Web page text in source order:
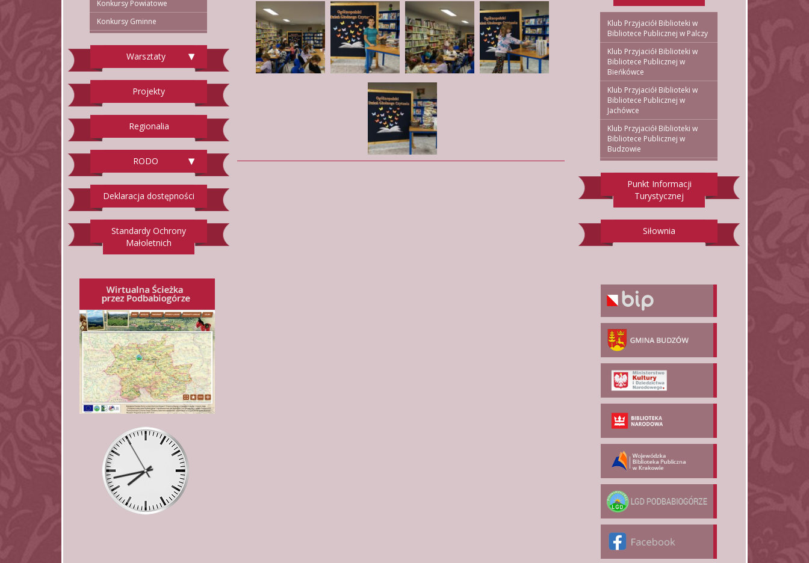
Konkursy Powiatowe
Konkursy Gminne
Warsztaty
Projekty
Regionalia
RODO
Deklaracja dostępności
Standardy Ochrony
Małoletnich
Klub Przyjaciół Biblioteki w
Bibliotece Publicznej w Palczy
Klub Przyjaciół Biblioteki w
Bibliotece Publicznej w
Bieńkówce
Klub Przyjaciół Biblioteki w
Bibliotece Publicznej w
Jachówce
Klub Przyjaciół Biblioteki w
Bibliotece Publicznej w
Budzowie
Punkt Informacji
Turystycznej
Siłownia